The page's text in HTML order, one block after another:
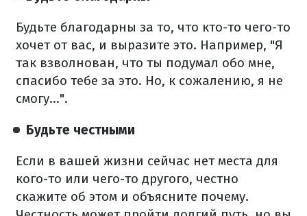
Будьте благодарны за то, что кто-то чего-то
хочет от вас, и выразите это. Например, "Я
так взволнован, что ты подумал обо мне,
спасибо тебе за это. Но, к сожалению, я не
смогу...".
Будьте честными
Если в вашей жизни сейчас нет места для
кого-то или чего-то другого, честно
скажите об этом и объясните почему.